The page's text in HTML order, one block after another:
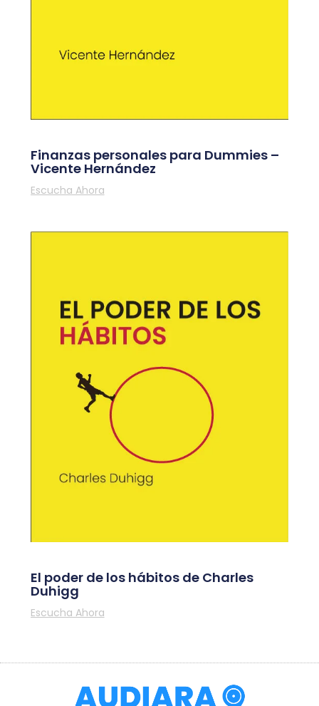
Finanzas personales para Dummies –
Vicente Hernández
Escucha Ahora
El poder de los hábitos de Charles
Duhigg
Escucha Ahora